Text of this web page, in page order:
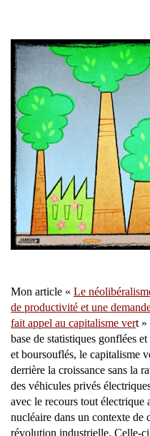
Mon article « Le
de productivité et une
fait appel au capitalisme vert »
base de statistiques gonflées
et boursouflés, le capitalisme
derrière la croissance sans la
des véhicules privés
avec le recours tout électrique
nucléaire dans un contexte de
révolution industrielle. Celle-